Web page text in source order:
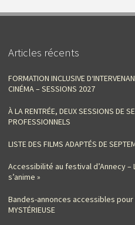
Articles récents
FORMATION INCLUSIVE
CINÉMA – SESSIONS 2027
À LA RENTRÉE, DEUX SESSIONS DE
PROFESSIONNELS
LISTE DES FILMS ADAPTÉS DE
Accessibilité au festival d’Annecy –
s’anime »
Bandes-annonces accessibles pour
MYSTÉRIEUSE